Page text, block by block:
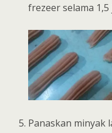
frezeer selama
Panaskan minyak